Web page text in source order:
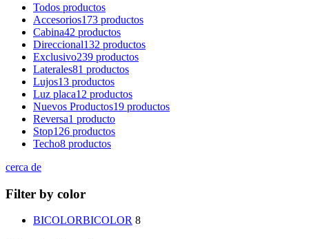
Todos productos
Accesorios173 productos
Cabina42 productos
Direccional132 productos
Exclusivo239 productos
Laterales81 productos
Lujos13 productos
Luz placa12 productos
Nuevos Productos19 productos
Reversa1 producto
Stop126 productos
Techo8 productos
cerca de
Filter by color
BICOLORBICOLOR 8